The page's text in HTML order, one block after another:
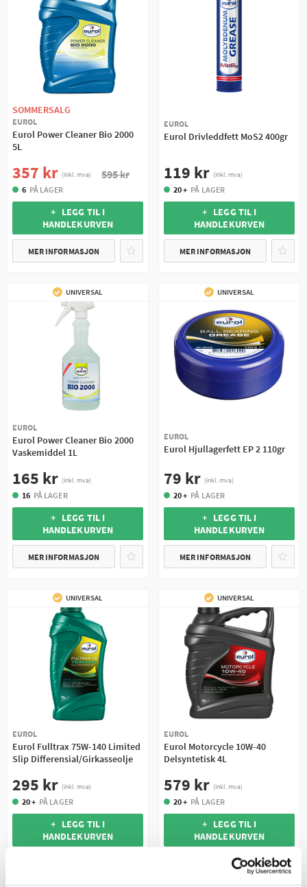
SOMMERSALG
EUROL
Eurol Power Cleaner Bio 2000
5L
357 kr (inkl. mva) 595 kr
6 PÅ LAGER
+ LEGG TIL I
HANDLEKURVEN
MER INFORMASJON
EUROL
Eurol Drivleddfett MoS2 400gr
119 kr (inkl. mva)
20 + PÅ LAGER
+ LEGG TIL I
HANDLEKURVEN
MER INFORMASJON
UNIVERSAL
EUROL
Eurol Power Cleaner Bio 2000
Vaskemiddel 1L
165 kr (inkl. mva)
16 PÅ LAGER
+ LEGG TIL I
HANDLEKURVEN
MER INFORMASJON
UNIVERSAL
EUROL
Eurol Hjullagerfett EP 2 110gr
79 kr (inkl. mva)
20 + PÅ LAGER
+ LEGG TIL I
HANDLEKURVEN
MER INFORMASJON
UNIVERSAL
EUROL
Eurol Fulltrax 75W-140 Limited
Slip Differensial/Girkasseolje
295 kr (inkl. mva)
20 + PÅ LAGER
+ LEGG TIL I
HANDLEKURVEN
UNIVERSAL
EUROL
Eurol Motorcycle 10W-40
Delsyntetisk 4L
579 kr (inkl. mva)
20 + PÅ LAGER
+ LEGG TIL I
HANDLEKURVEN
MER INFORMASJON